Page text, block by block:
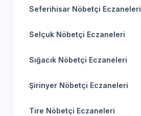
Seferihisar Nöbetçi Eczaneleri
Selçuk Nöbetçi Eczaneleri
Sığacık Nöbetçi Eczaneleri
Şirinyer Nöbetçi Eczaneleri
Tire Nöbetçi Eczaneleri